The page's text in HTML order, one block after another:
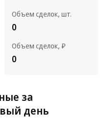
Объем сделок, шт.
0
Объем сделок, ₽
0
за
день